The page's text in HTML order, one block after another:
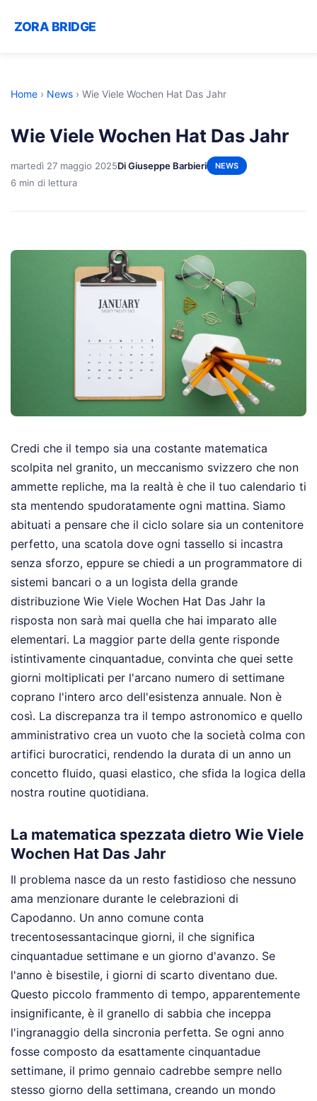
ZORA BRIDGE
Home › News › Wie Viele Wochen Hat Das Jahr
Wie Viele Wochen Hat Das Jahr
martedì 27 maggio 2025Di Giuseppe Barbieri NEWS
6 min di lettura
Credi che il tempo sia una costante matematica
scolpita nel granito, un meccanismo svizzero che non
ammette repliche, ma la realtà è che il tuo calendario ti
sta mentendo spudoratamente ogni mattina. Siamo
abituati a pensare che il ciclo solare sia un contenitore
perfetto, una scatola dove ogni tassello si incastra
senza sforzo, eppure se chiedi a un programmatore di
sistemi bancari o a un logista della grande
distribuzione Wie Viele Wochen Hat Das Jahr la
risposta non sarà mai quella che hai imparato alle
elementari. La maggior parte della gente risponde
istintivamente cinquantadue, convinta che quei sette
giorni moltiplicati per l'arcano numero di settimane
coprano l'intero arco dell'esistenza annuale. Non è
così. La discrepanza tra il tempo astronomico e quello
amministrativo crea un vuoto che la società colma con
artifici burocratici, rendendo la durata di un anno un
concetto fluido, quasi elastico, che sfida la logica della
nostra routine quotidiana.
La matematica spezzata dietro Wie Viele
Wochen Hat Das Jahr
Il problema nasce da un resto fastidioso che nessuno
ama menzionare durante le celebrazioni di
Capodanno. Un anno comune conta
trecentosessantacinque giorni, il che significa
cinquantadue settimane e un giorno d'avanzo. Se
l'anno è bisestile, i giorni di scarto diventano due.
Questo piccolo frammento di tempo, apparentemente
insignificante, è il granello di sabbia che inceppa
l'ingranaggio della sincronia perfetta. Se ogni anno
fosse composto da esattamente cinquantadue
settimane, il primo gennaio cadrebbe sempre nello
stesso giorno della settimana, creando un mondo